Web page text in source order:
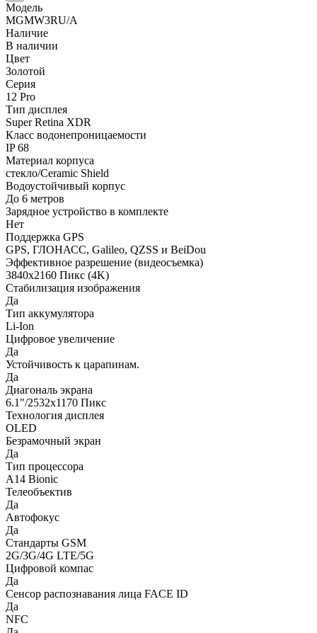
Модель
MGMW3RU/A
Наличие
В наличии
Цвет
Золотой
Серия
12 Pro
Тип дисплея
Super Retina XDR
Класс водонепроницаемости
IP 68
Материал корпуса
стекло/Ceramic Shield
Водоустойчивый корпус
До 6 метров
Зарядное устройство в комплекте
Нет
Поддержка GPS
GPS, ГЛОНАСС, Galileo, QZSS и BeiDou
Эффективное разрешение (видеосъемка)
3840x2160 Пикс (4K)
Стабилизация изображения
Да
Тип аккумулятора
Li-Ion
Цифровое увеличение
Да
Устойчивость к царапинам.
Да
Диагональ экрана
6.1"/2532x1170 Пикс
Технология дисплея
OLED
Безрамочный экран
Да
Тип процессора
A14 Bionic
Телеобъектив
Да
Автофокус
Да
Стандарты GSM
2G/3G/4G LTE/5G
Цифровой компас
Да
Сенсор распознавания лица FACE ID
Да
NFC